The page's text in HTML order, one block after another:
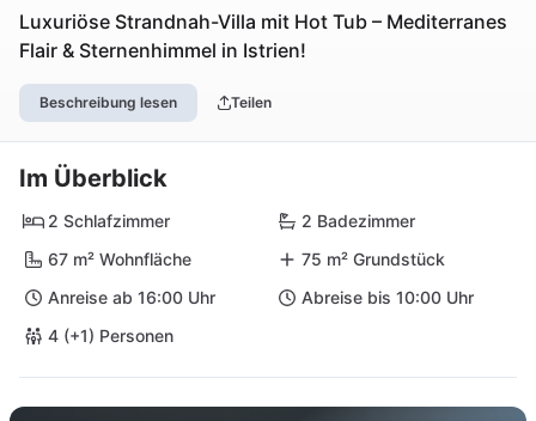
Luxuriöse Strandnah-Villa mit Hot Tub – Mediterranes
Flair & Sternenhimmel in Istrien!
Beschreibung lesen Teilen
Im Überblick
2 Schlafzimmer
2 Badezimmer
67 m² Wohnfläche
75 m² Grundstück
Anreise ab 16:00 Uhr
Abreise bis 10:00 Uhr
4 (+1) Personen